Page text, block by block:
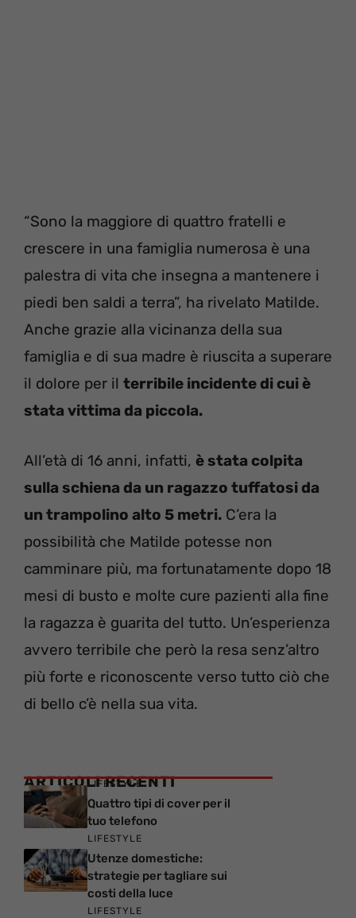
“Sono la maggiore di quattro fratelli e
crescere in una famiglia numerosa è una
palestra di vita che insegna a mantenere i
piedi ben saldi a terra”, ha rivelato Matilde.
Anche grazie alla vicinanza della sua
famiglia e di sua madre è riuscita a superare
il dolore per il terribile incidente di cui è
stata vittima da piccola.
All’età di 16 anni, infatti, è stata colpita
sulla schiena da un ragazzo tuffatosi da
un trampolino alto 5 metri. C’era la
possibilità che Matilde potesse non
camminare più, ma fortunatamente dopo 18
mesi di busto e molte cure pazienti alla fine
la ragazza è guarita del tutto. Un’esperienza
avvero terribile che però la resa senz’altro
più forte e riconoscente verso tutto ciò che
di bello c’è nella sua vita.
ARTICOLI RECENTI
LIFESTYLE
Quattro tipi di cover per il
tuo telefono
LIFESTYLE
Utenze domestiche:
strategie per tagliare sui
costi della luce
LIFESTYLE